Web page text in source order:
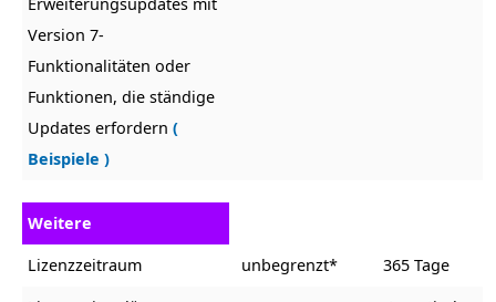
Erweiterungsupdates mit
Version 7-
Funktionalitäten oder
Funktionen, die ständige
Updates erfordern (
Beispiele )
Weitere
Lizenzzeitraum
unbegrenzt*
365 Tage